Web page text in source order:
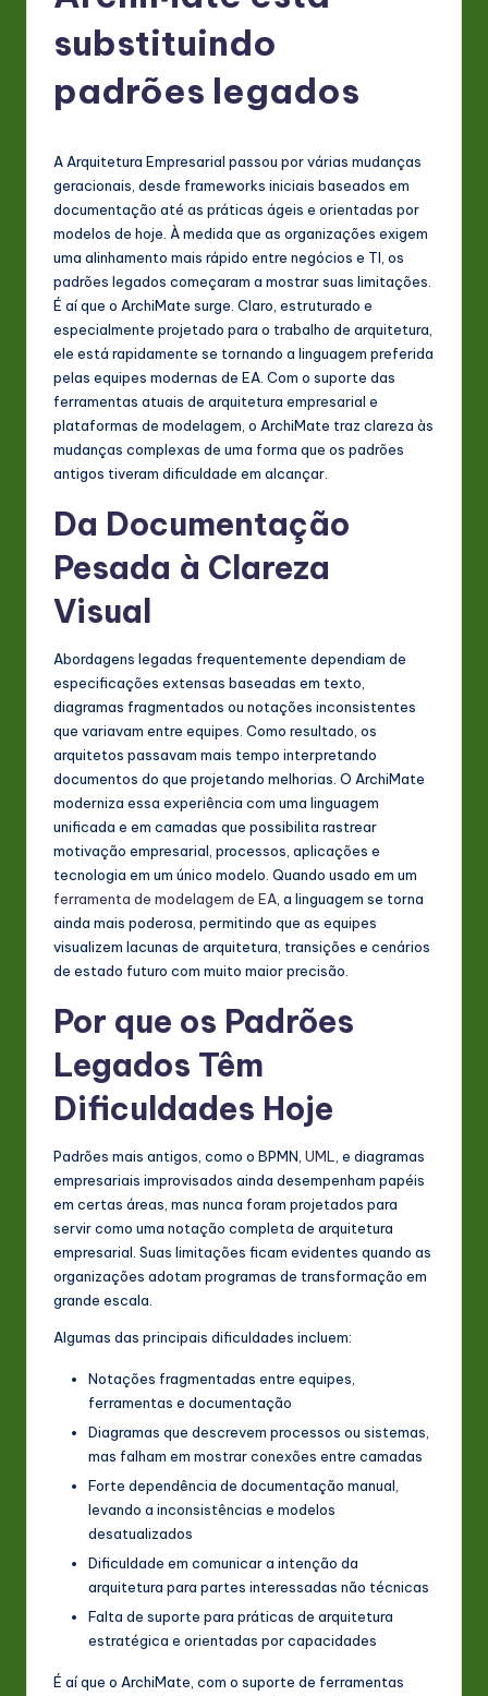
L
in
A
&
o
ft
w
In
ti
o
substituindo
padrões legados
A Arquitetura Empresarial passou por várias mudanças
geracionais, desde frameworks iniciais baseados em
documentação até as práticas ágeis e orientadas por
modelos de hoje. À medida que as organizações exigem
uma alinhamento mais rápido entre negócios e TI, os
padrões legados começaram a mostrar suas limitações.
É aí que o ArchiMate surge. Claro, estruturado e
especialmente projetado para o trabalho de arquitetura,
ele está rapidamente se tornando a linguagem preferida
pelas equipes modernas de EA. Com o suporte das
ferramentas atuais de arquitetura empresarial e
plataformas de modelagem, o ArchiMate traz clareza às
mudanças complexas de uma forma que os padrões
antigos tiveram dificuldade em alcançar.
Da Documentação
Pesada à Clareza
Visual
Abordagens legadas frequentemente dependiam de
especificações extensas baseadas em texto,
diagramas fragmentados ou notações inconsistentes
que variavam entre equipes. Como resultado, os
arquitetos passavam mais tempo interpretando
documentos do que projetando melhorias. O ArchiMate
moderniza essa experiência com uma linguagem
unificada e em camadas que possibilita rastrear
motivação empresarial, processos, aplicações e
tecnologia em um único modelo. Quando usado em um
ferramenta de modelagem de EA , a linguagem se torna
ainda mais poderosa, permitindo que as equipes
visualizem lacunas de arquitetura, transições e cenários
de estado futuro com muito maior precisão.
Por que os Padrões
Legados Têm
Dificuldades Hoje
Padrões mais antigos, como o BPMN, UML
, e diagramas
empresariais improvisados ainda desempenham papéis
em certas áreas, mas nunca foram projetados para
servir como uma notação completa de arquitetura
empresarial. Suas limitações ficam evidentes quando as
organizações adotam programas de transformação em
grande escala.
Algumas das principais dificuldades incluem:
Notações fragmentadas entre equipes,
ferramentas e documentação
Diagramas que descrevem processos ou sistemas,
mas falham em mostrar conexões entre camadas
Forte dependência de documentação manual,
levando a inconsistências e modelos
desatualizados
Dificuldade em comunicar a intenção da
arquitetura para partes interessadas não técnicas
Falta de suporte para práticas de arquitetura
estratégica e orientadas por capacidades
É aí que o ArchiMate, com o suporte de ferramentas